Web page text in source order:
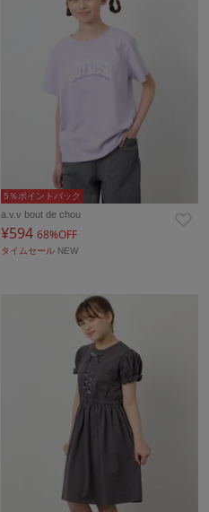
5％ポイントバック
a.v.v bout de chou
¥594 68%OFF
タイムセール NEW